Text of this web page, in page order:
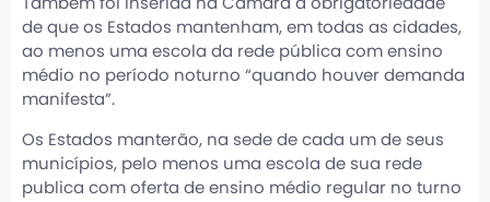
Também foi inserida na Câmara a obrigatoriedade
de que os Estados mantenham, em todas as cidades,
ao menos uma escola da rede pública com ensino
médio no período noturno “quando houver demanda
manifesta”.
Os Estados manterão, na sede de cada um de seus
municípios, pelo menos uma escola de sua rede
publica com oferta de ensino médio regular no turno